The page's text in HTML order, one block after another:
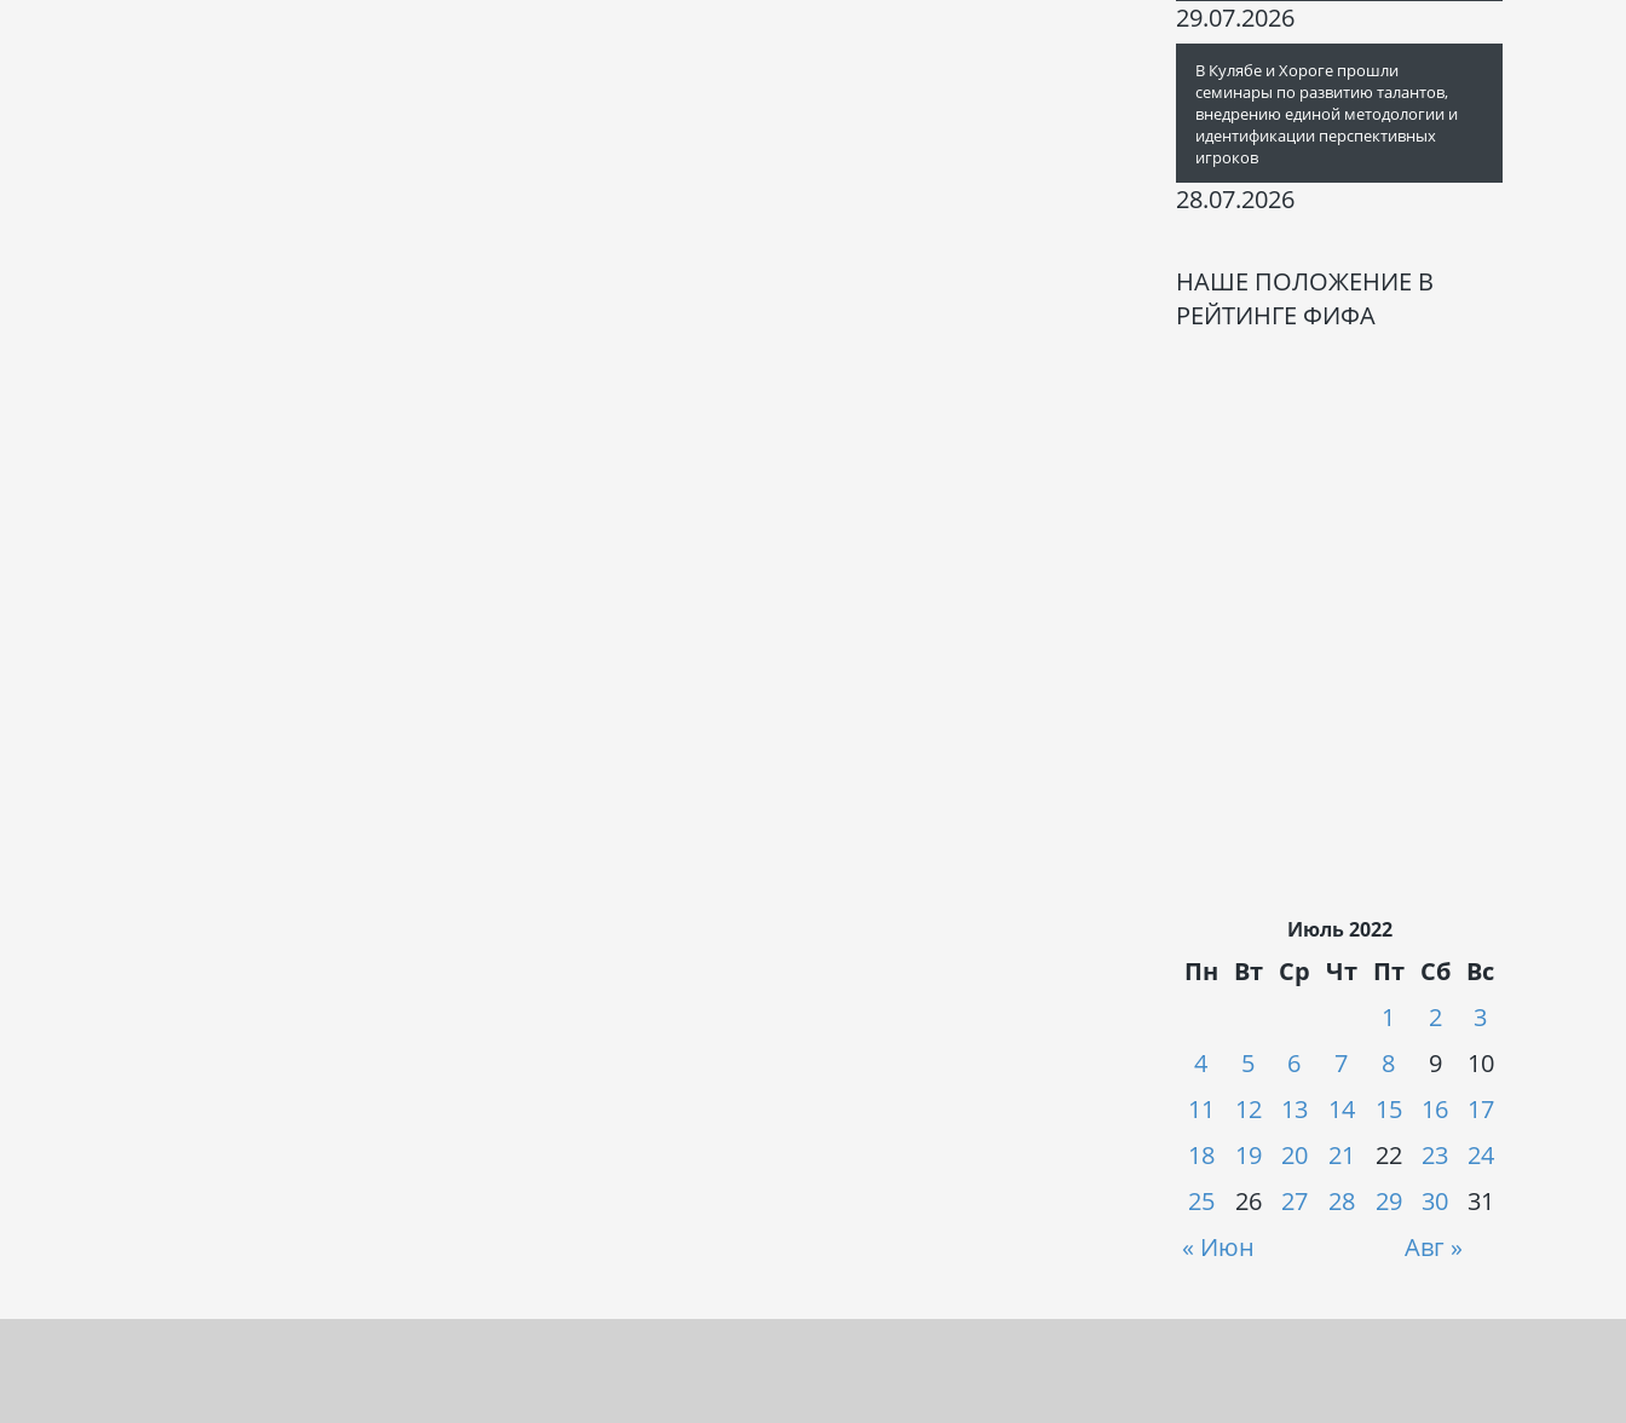
29.07.2026
В Кулябе и Хороге прошли
семинары по развитию талантов,
внедрению единой методологии и
идентификации перспективных
игроков
28.07.2026
НАШЕ ПОЛОЖЕНИЕ В
РЕЙТИНГЕ ФИФА
Июль 2022
Пн Вт Ср Чт Пт Сб Вс
« Июн Авг »
1 2
3
4
5 6 7 8 9
10
11
12 13 14 15 16
17
18
19 20 21 22 23
24
25
26 27 28 29 30 31